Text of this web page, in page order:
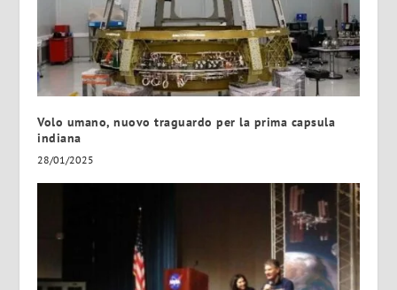
Volo umano, nuovo traguardo per la prima capsula
indiana
28/01/2025